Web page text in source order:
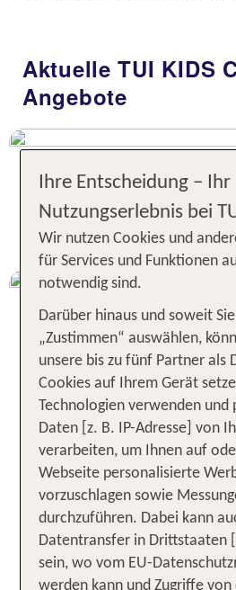
Aktuelle TUI KIDS
Angebote
TUI
FLASH SALE
TUI KIDS CLUB
Ihre Entscheidung – Ihr
Nutzungserlebnis bei
Wir nutzen Cookies und
für Services und Funktionen
notwendig sind.
Darüber hinaus und soweit
„Zustimmen“ auswählen,
unsere bis zu fünf Partner als
Cookies auf Ihrem Gerät
Technologien verwenden und
Daten [z. B. IP-Adresse] von
verarbeiten, um Ihnen auf
Webseite personalisierte
vorzuschlagen sowie
durchzuführen. Dabei kann
Datentransfer in Drittstaaten
sein, wo vom EU-
werden kann und Zugriffe